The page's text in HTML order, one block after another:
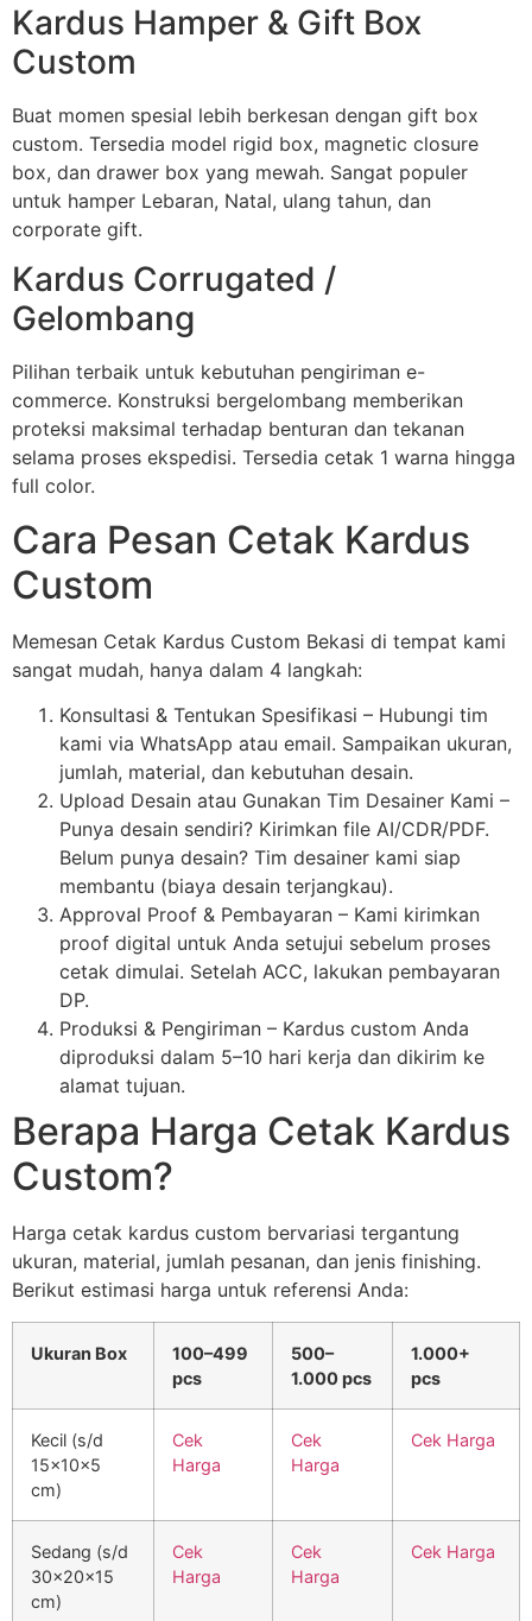
Kardus Hamper & Gift Box
Custom
Buat momen spesial lebih berkesan dengan gift box
custom. Tersedia model rigid box, magnetic closure
box, dan drawer box yang mewah. Sangat populer
untuk hamper Lebaran, Natal, ulang tahun, dan
corporate gift.
Kardus Corrugated /
Gelombang
Pilihan terbaik untuk kebutuhan pengiriman e-
commerce. Konstruksi bergelombang memberikan
proteksi maksimal terhadap benturan dan tekanan
selama proses ekspedisi. Tersedia cetak 1 warna hingga
full color.
Cara Pesan Cetak Kardus
Custom
Memesan Cetak Kardus Custom Bekasi di tempat kami
sangat mudah, hanya dalam 4 langkah:
Konsultasi & Tentukan Spesifikasi – Hubungi tim
kami via WhatsApp atau email. Sampaikan ukuran,
jumlah, material, dan kebutuhan desain.
Upload Desain atau Gunakan Tim Desainer Kami –
Punya desain sendiri? Kirimkan file AI/CDR/PDF.
Belum punya desain? Tim desainer kami siap
membantu (biaya desain terjangkau).
Approval Proof & Pembayaran – Kami kirimkan
proof digital untuk Anda setujui sebelum proses
cetak dimulai. Setelah ACC, lakukan pembayaran
DP.
Produksi & Pengiriman – Kardus custom Anda
diproduksi dalam 5–10 hari kerja dan dikirim ke
alamat tujuan.
Berapa Harga Cetak Kardus
Custom?
Harga cetak kardus custom bervariasi tergantung
ukuran, material, jumlah pesanan, dan jenis finishing.
Berikut estimasi harga untuk referensi Anda:
Ukuran Box
100–499
pcs
500–
1.000 pcs
1.000+
pcs
Kecil (s/d
15x10x5
cm)
Cek
Harga
Cek
Harga
Cek Harga
Sedang (s/d
30x20x15
cm)
Cek
Harga
Cek
Harga
Cek Harga